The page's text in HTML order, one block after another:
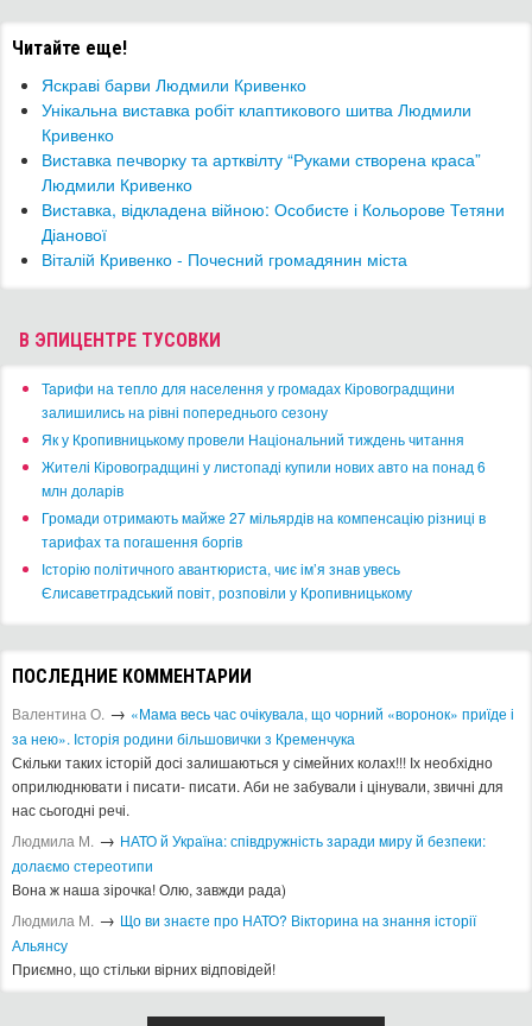
Читайте еще!
​Яскраві барви Людмили Кривенко
Унікальна виставка робіт клаптикового шитва Людмили
Кривенко
Виставка печворку та артквілту “Руками створена краса”
Людмили Кривенко
​Виставка, відкладена війною: Особисте і Кольорове Тетяни
Діанової
Віталій Кривенко - Почесний громадянин міста
В ЭПИЦЕНТРЕ ТУСОВКИ
​Тарифи на тепло для населення у громадах Кіровоградщини
залишились на рівні попереднього сезону
​Як у Кропивницькому провели Національний тиждень читання
​Жителі Кіровоградщині у листопаді купили нових авто на понад 6
млн доларів
​Громади отримають майже 27 мільярдів на компенсацію різниці в
тарифах та погашення боргів
Історію політичного авантюриста, чиє ім’я знав увесь
Єлисаветградський повіт, розповіли у Кропивницькому
ПОСЛЕДНИЕ КОММЕНТАРИИ
Валентина О. → «Мама весь час очікувала, що чорний «воронок» приїде і
за нею». Історія родини більшовички з Кременчука
Скільки таких історій досі залишаються у сімейних колах!!! Іх необхідно
оприлюднювати і писати- писати. Аби не забували і цінували, звичні для
нас сьогодні речі.
Людмила М. → ​НАТО й Україна: співдружність заради миру й безпеки:
долаємо стереотипи
Вона ж наша зірочка! Олю, завжди рада)
Людмила М. → Що ви знаєте про НАТО? Вікторина на знання історії
Альянсу ​
Приємно, що стільки вірних відповідей!